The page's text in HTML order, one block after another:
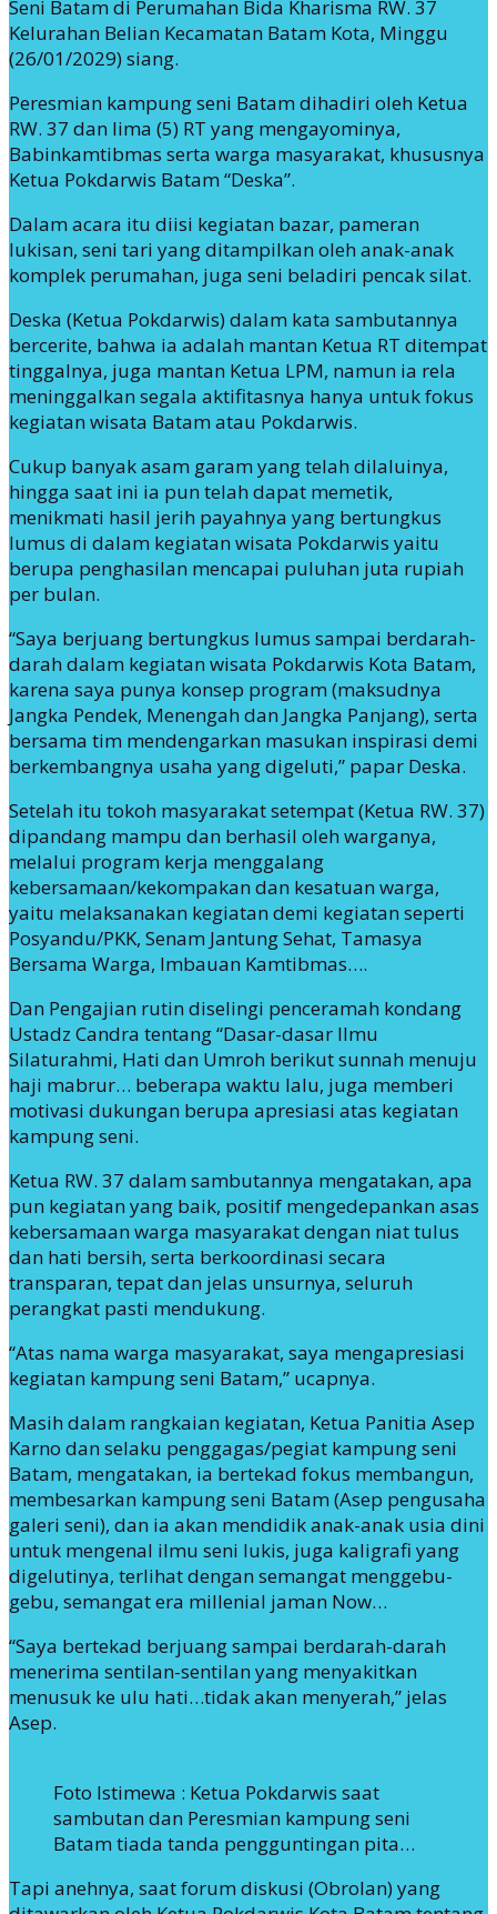
Seni Batam di Perumahan Bida Kharisma RW. 37
Kelurahan Belian Kecamatan Batam Kota, Minggu
(26/01/2029) siang.
Peresmian kampung seni Batam dihadiri oleh Ketua
RW. 37 dan lima (5) RT yang mengayominya,
Babinkamtibmas serta warga masyarakat, khususnya
Ketua Pokdarwis Batam “Deska”.
Dalam acara itu diisi kegiatan bazar, pameran
lukisan, seni tari yang ditampilkan oleh anak-anak
komplek perumahan, juga seni beladiri pencak silat.
Deska (Ketua Pokdarwis) dalam kata sambutannya
bercerite, bahwa ia adalah mantan Ketua RT ditempat
tinggalnya, juga mantan Ketua LPM, namun ia rela
meninggalkan segala aktifitasnya hanya untuk fokus
kegiatan wisata Batam atau Pokdarwis.
Cukup banyak asam garam yang telah dilaluinya,
hingga saat ini ia pun telah dapat memetik,
menikmati hasil jerih payahnya yang bertungkus
lumus di dalam kegiatan wisata Pokdarwis yaitu
berupa penghasilan mencapai puluhan juta rupiah
per bulan.
“Saya berjuang bertungkus lumus sampai berdarah-
darah dalam kegiatan wisata Pokdarwis Kota Batam,
karena saya punya konsep program (maksudnya
Jangka Pendek, Menengah dan Jangka Panjang), serta
bersama tim mendengarkan masukan inspirasi demi
berkembangnya usaha yang digeluti,” papar Deska.
Setelah itu tokoh masyarakat setempat (Ketua RW. 37)
dipandang mampu dan berhasil oleh warganya,
melalui program kerja menggalang
kebersamaan/kekompakan dan kesatuan warga,
yaitu melaksanakan kegiatan demi kegiatan seperti
Posyandu/PKK, Senam Jantung Sehat, Tamasya
Bersama Warga, Imbauan Kamtibmas….
Dan Pengajian rutin diselingi penceramah kondang
Ustadz Candra tentang “Dasar-dasar Ilmu
Silaturahmi, Hati dan Umroh berikut sunnah menuju
haji mabrur… beberapa waktu lalu, juga memberi
motivasi dukungan berupa apresiasi atas kegiatan
kampung seni.
Ketua RW. 37 dalam sambutannya mengatakan, apa
pun kegiatan yang baik, positif mengedepankan asas
kebersamaan warga masyarakat dengan niat tulus
dan hati bersih, serta berkoordinasi secara
transparan, tepat dan jelas unsurnya, seluruh
perangkat pasti mendukung.
“Atas nama warga masyarakat, saya mengapresiasi
kegiatan kampung seni Batam,” ucapnya.
Masih dalam rangkaian kegiatan, Ketua Panitia Asep
Karno dan selaku penggagas/pegiat kampung seni
Batam, mengatakan, ia bertekad fokus membangun,
membesarkan kampung seni Batam (Asep pengusaha
galeri seni), dan ia akan mendidik anak-anak usia dini
untuk mengenal ilmu seni lukis, juga kaligrafi yang
digelutinya, terlihat dengan semangat menggebu-
gebu, semangat era millenial jaman Now…
“Saya bertekad berjuang sampai berdarah-darah
menerima sentilan-sentilan yang menyakitkan
menusuk ke ulu hati…tidak akan menyerah,” jelas
Asep.
Foto Istimewa : Ketua Pokdarwis saat
sambutan dan Peresmian kampung seni
Batam tiada tanda pengguntingan pita…
Tapi anehnya, saat forum diskusi (Obrolan) yang